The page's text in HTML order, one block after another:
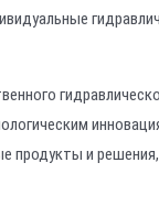
продукты и